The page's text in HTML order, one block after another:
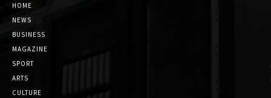
HOME
NEWS
BUSINESS
MAGAZINE
SPORT
ARTS
CULTURE